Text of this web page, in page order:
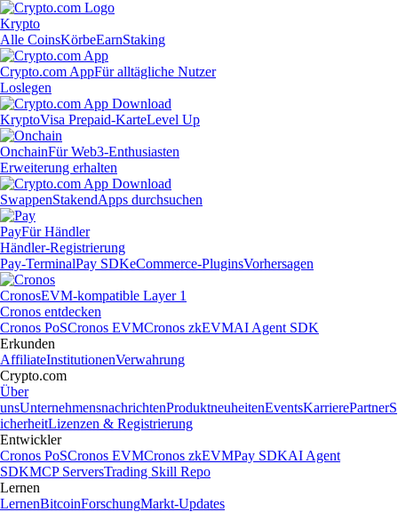
Krypto
Alle CoinsKörbeEarnStaking
Crypto.com AppFür alltägliche Nutzer
Loslegen
KryptoVisa Prepaid-KarteLevel Up
OnchainFür Web3-Enthusiasten
Erweiterung erhalten
SwappenStakendApps durchsuchen
PayFür Händler
Händler-Registrierung
Pay-TerminalPay SDKeCommerce-PluginsVorhersagen
CronosEVM-kompatible Layer 1
Cronos entdecken
Cronos PoSCronos EVMCronos zkEVMAI Agent SDK
Erkunden
AffiliateInstitutionenVerwahrung
Crypto.com
Über
unsUnternehmensnachrichtenProduktneuheitenEventsKarrierePartnerS
icherheitLizenzen & Registrierung
Entwickler
Cronos PoSCronos EVMCronos zkEVMPay SDKAI Agent
SDKMCP ServersTrading Skill Repo
Lernen
LernenBitcoinForschungMarkt-Updates